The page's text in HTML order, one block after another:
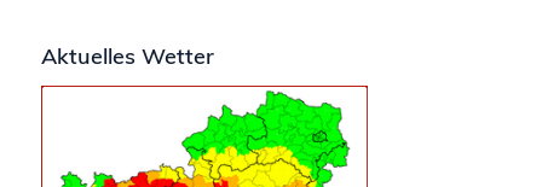
Aktuelles Wetter